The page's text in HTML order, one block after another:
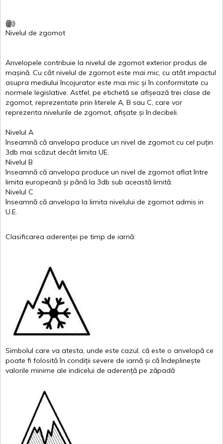
Nivelul de zgomot
Anvelopele contribuie la nivelul de zgomot exterior produs de
mașină . Cu cât nivelul de zgomot este mai mic, cu atât impactul
asupra mediului încojurator este mai mic și în conformitate cu
normele legislative. Astfel , pe etichetă se afișează trei clase de
zgomot reprezentate prin literele A B sau C , care vor
reprezenta nivelurile de zgomot afișate și îndecibeli
Nivelul A
înseamnă că anvelopa produce un nivel de zgomot cu cel puțin
3db mai scăzut decât limita UE.
Nivelul B
înseamnă că anvelopa produce un nivel de zgomot aflat între
limita europeană și până la 3db sub această limită
Nivelul C
înseamnă că anvelopa la limita nivelului de zgomot admis in
U.E.
Clasificarea aderenței pe timp de iarnă:
Simbolul care va atesta unde este cazul că este o anvelopă ce
poate fi folosită în condiții severe de iarnă și că îndeplinește
valorile minime ale indicelui de aderență pe zăpadă